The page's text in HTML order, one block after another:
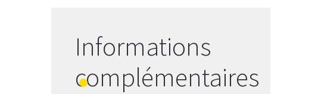
Informations
complémentaires